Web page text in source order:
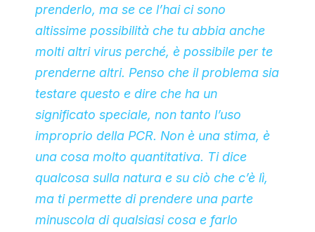
prenderlo, ma se ce l’hai ci sono
altissime possibilità che tu abbia anche
molti altri virus perché, è possibile per te
prenderne altri. Penso che il problema sia
testare questo e dire che ha un
significato speciale, non tanto l’uso
improprio della PCR. Non è una stima, è
una cosa molto quantitativa. Ti dice
qualcosa sulla natura e su ciò che c’è lì,
ma ti permette di prendere una parte
minuscola di qualsiasi cosa e farlo